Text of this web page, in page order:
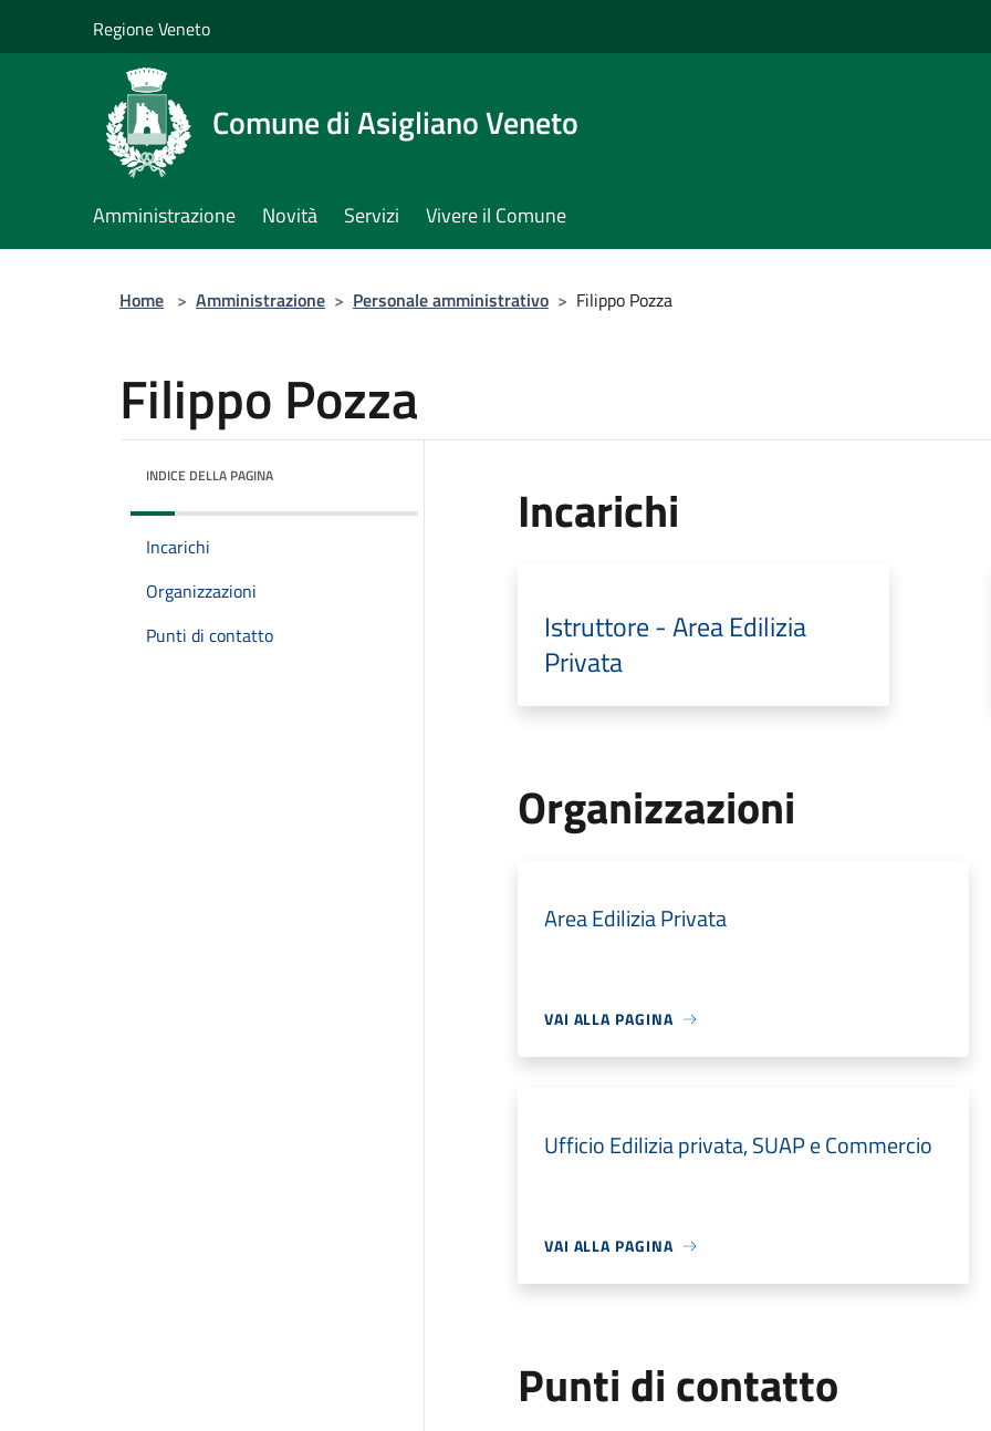
Regione Veneto
Comune di Asigliano Veneto
Amministrazione Novità Servizi Vivere il Comune
Home > Amministrazione > Personale amministrativo > Filippo Pozza
Filippo Pozza
INDICE DELLA PAGINA
Incarichi
Organizzazioni
Punti di contatto
Incarichi
Istruttore - Area Edilizia
Privata
Organizzazioni
Area Edilizia Privata
VAI ALLA PAGINA
Ufficio Edilizia privata, SUAP e Commercio
VAI ALLA PAGINA
Punti di contatto